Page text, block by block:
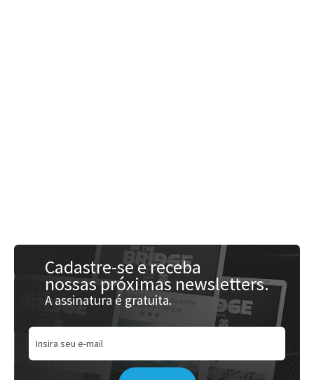
Cadastre-se e receba
nossas próximas newsletters.
A assinatura é gratuita.